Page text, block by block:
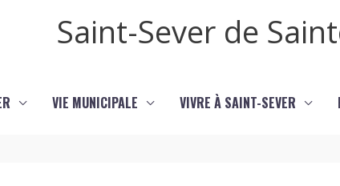
Saint-Sever de
VIE MUNICIPALE VIVRE À SAINT-SEVER